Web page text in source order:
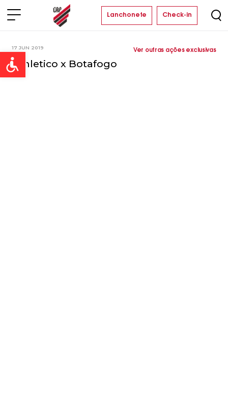
Open toolbar
Lanchonete Check-in
17 JUN 2019
Athletico x Botafogo
Ver outras ações exclusivas